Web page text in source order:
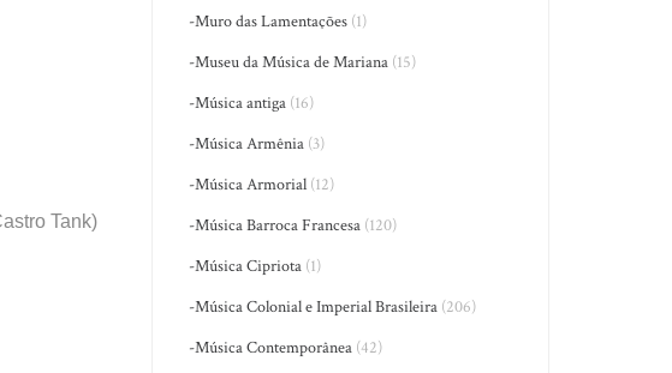
Tank)
-Muro das Lamentações (1)
-Museu da Música de Mariana (15)
-Música antiga (16)
-Música Armênia (3)
-Música Armorial (12)
-Música Barroca Francesa (120)
-Música Cipriota (1)
-Música Colonial e Imperial Brasileira (206)
-Música Contemporânea (42)